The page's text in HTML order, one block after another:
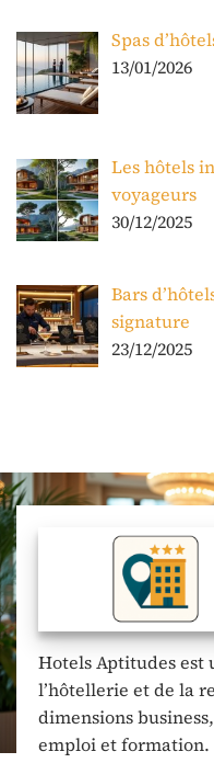
Spas
13/01/2026
Les hôtels
voyageurs
30/12/2025
Bars
signature
23/12/2025
Hotels Aptitudes est
l’hôtellerie et de la
dimensions
emploi et formation.